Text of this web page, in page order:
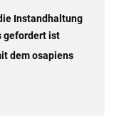
Instandhaltung
gefordert ist
dem osapiens